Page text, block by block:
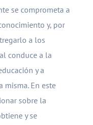
se comprometa a
y, por
a los
conduce a la
y a
En este
sobre la
y se